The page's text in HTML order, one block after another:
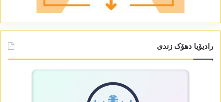
رادیۆیا دھۆک زندی